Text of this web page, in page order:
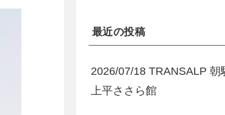
最近の投稿
2026/07/18 TRANSALP 朝
上平ささら館